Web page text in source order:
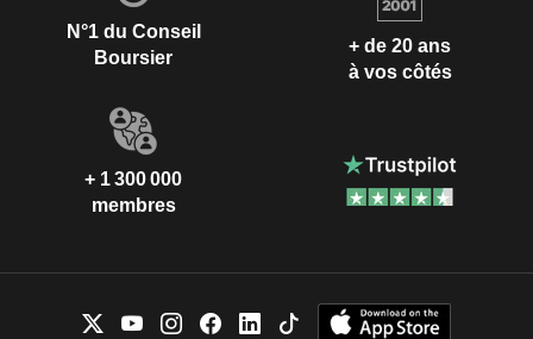
N°1 du Conseil
Boursier
+ de 20 ans
à vos côtés
+ 1 300 000
membres